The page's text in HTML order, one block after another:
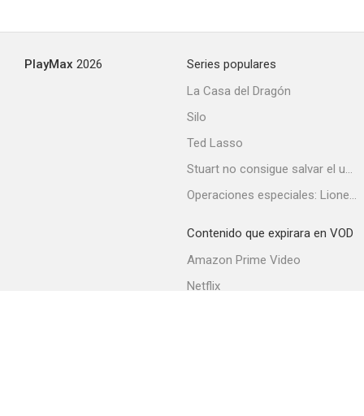
PlayMax 2026
Series populares
La Casa del Dragón
Silo
Ted Lasso
Stuart no consigue salvar el universo
Operaciones especiales: Lioness
Contenido que expirara en VOD
Amazon Prime Video
Netflix